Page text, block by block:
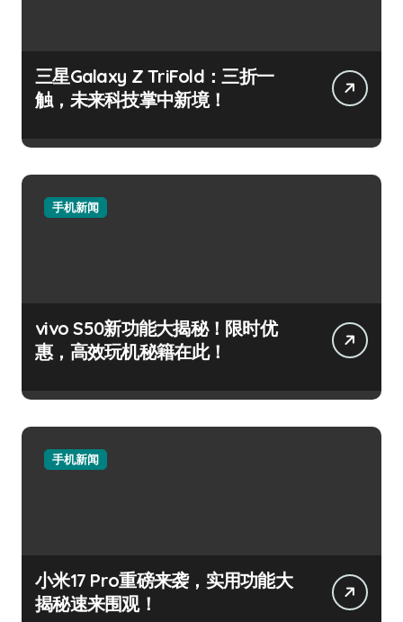
三星Galaxy Z TriFold：三折一
触，未来科技掌中新境！
手机新闻
vivo S50新功能大揭秘！限时优
惠，高效玩机秘籍在此！
手机新闻
小米17 Pro重磅来袭，实用功能大
揭秘速来围观！